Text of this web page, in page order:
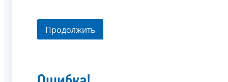
Продолжить